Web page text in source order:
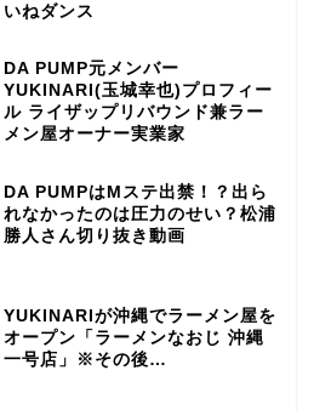
いねダンス
DA PUMP元メンバー
YUKINARI(玉城幸也)プロフィー
ル ライザップリバウンド兼ラー
メン屋オーナー実業家
DA PUMPはMステ出禁！？出ら
れなかったのは圧力のせい？松浦
勝人さん切り抜き動画
YUKINARIが沖縄でラーメン屋を
オープン「ラーメンなおじ 沖縄
一号店」※その後…